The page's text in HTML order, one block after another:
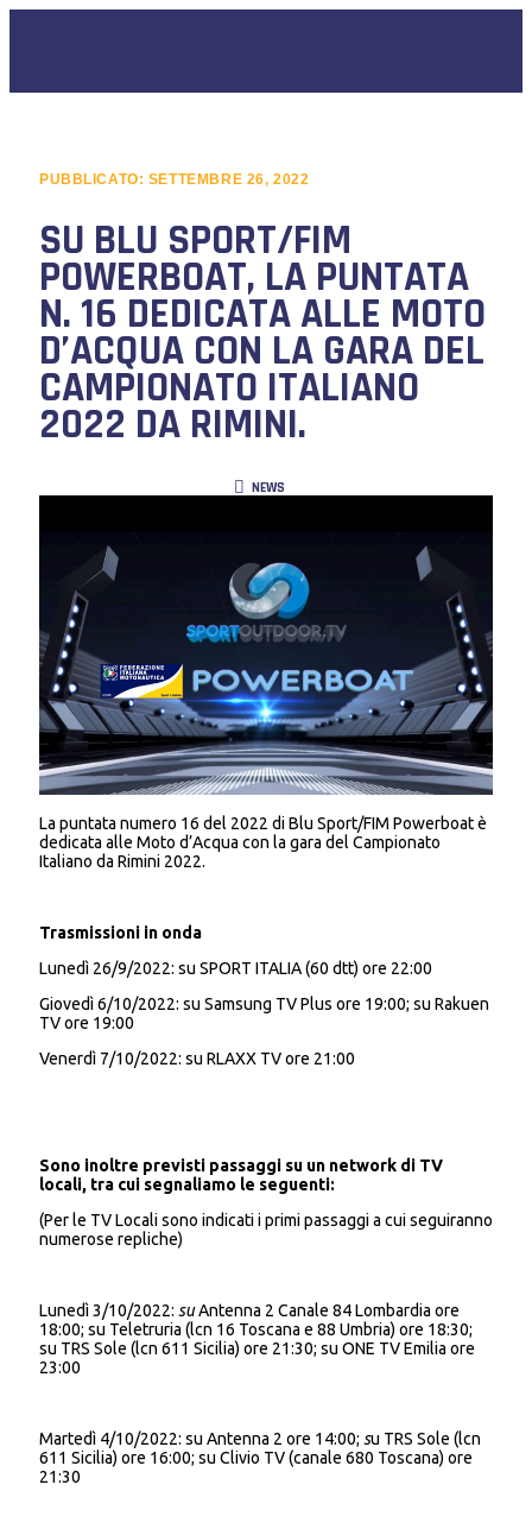
PUBBLICATO: SETTEMBRE 26, 2022
SU BLU SPORT/FIM
POWERBOAT, LA PUNTATA
N. 16 DEDICATA ALLE MOTO
D’ACQUA CON LA GARA DEL
CAMPIONATO ITALIANO
2022 DA RIMINI.
NEWS
La puntata numero 16 del 2022 di Blu Sport/FIM Powerboat è
dedicata alle Moto d’Acqua con la gara del Campionato
Italiano da Rimini 2022.
Trasmissioni in onda
Lunedì 26/9/2022: su SPORT ITALIA (60 dtt) ore 22:00
Giovedì 6/10/2022: su Samsung TV Plus ore 19:00; su Rakuen
TV ore 19:00
Venerdì 7/10/2022: su RLAXX TV ore 21:00
Sono inoltre previsti passaggi su un network di TV
locali, tra cui segnaliamo le seguenti:
(Per le TV Locali sono indicati i primi passaggi a cui seguiranno
numerose repliche)
Lunedì 3/10/2022: suAntenna 2 Canale 84 Lombardia ore
18:00; su Teletruria (lcn 16 Toscana e 88 Umbria) ore 18:30;
su TRS Sole (lcn 611 Sicilia) ore 21:30; su ONE TV Emilia ore
23:00
Martedì 4/10/2022: su Antenna 2 ore 14:00; su TRS Sole (lcn
611 Sicilia) ore 16:00; su Clivio TV (canale 680 Toscana) ore
21:30